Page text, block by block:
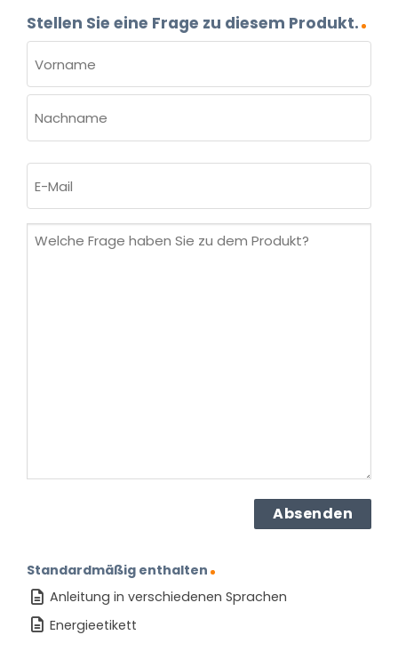
Stellen Sie eine Frage zu diesem Produkt.
(ERFORDERLICH)
Vorname
Mail
Welche
Standardmäßig enthalten
Anleitung in verschiedenen Sprachen
Energieetikett